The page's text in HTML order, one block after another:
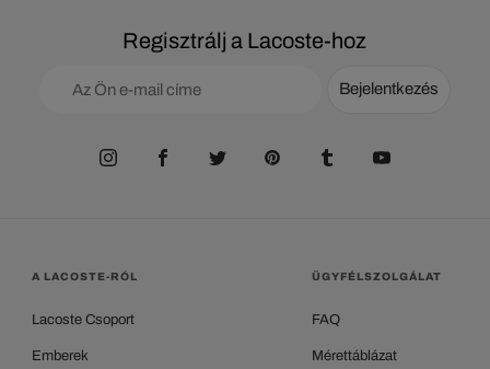
Regisztrálj a Lacoste-hoz
Bejelentkezés
A LACOSTE-RÓL
Lacoste Csoport
Emberek
ÜGYFÉLSZOLGÁLAT
FAQ
Mérettáblázat